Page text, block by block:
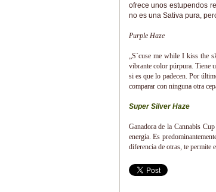
ofrece unos estupendos
no es una Sativa pura,
Purple Haze
„S´cuse me while I kiss
vibrante color púrpura. Tiene
si es que lo padecen. Por
comparar con ninguna otra
Super Silver Haze
Ganadora de la Cannabis
energía. Es
diferencia de otras, te permite